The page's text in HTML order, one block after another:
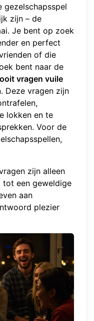
gezelschapsspel
zijn – de
Je bent op zoek
en perfect
of die
bent naar de
vragen vuile
Deze vragen zijn
lokken en te
Voor de
,
zijn alleen
tot een geweldige
aan
plezier